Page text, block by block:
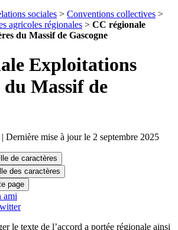
sociales > Conventions collectives >
agricoles régionales > CC régionale
du Massif de Gascogne
Exploitations
du Massif de
Dernière mise à jour le 2 septembre 2025
le texte de l’accord a portée régionale ainsi